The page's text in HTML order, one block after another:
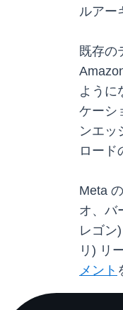
ルアー
既存の
ように
ケーシ
ンエッ
ロード
Meta
オ、バ
レゴン
リ) リ
メント